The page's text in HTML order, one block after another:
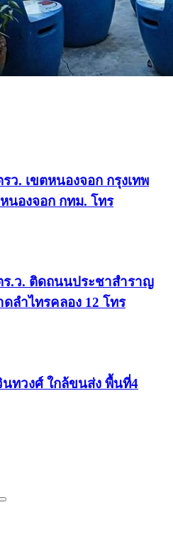
ว. เขตหนองจอก กรุงเทพ
นองจอก กทม. โทร
ร.ว. ติดถนนประชาสำราญ
ลำไทรคลอง 12 โทร
ทวงศ์ ใกล้ขนส่ง พื้นที่4